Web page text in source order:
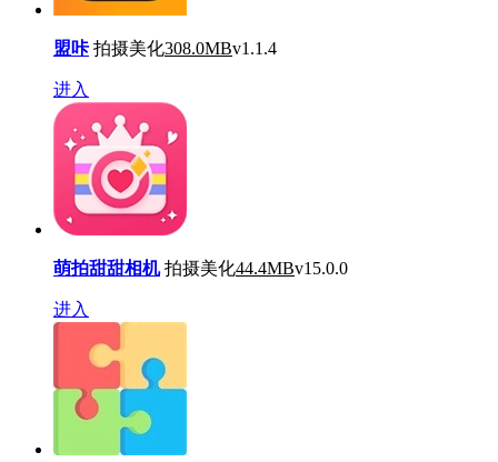
盟咔 拍摄美化308.0MBv1.1.4
进入
萌拍甜甜相机 拍摄美化44.4MBv15.0.0
进入